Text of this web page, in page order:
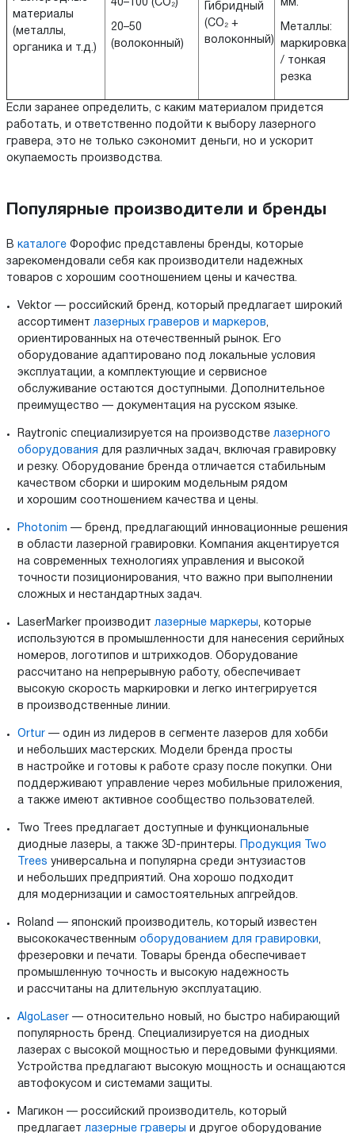
материалы
(металлы,
органика и т.д.)
40–100 (CO₂)
20–50
(волоконный)
Гибридный
(CO₂ +
волоконный)
мм.
Металлы:
маркировка
/ тонкая
резка
Если заранее определить, с каким материалом придется
работать, и ответственно подойти к выбору лазерного
гравера, это не только сэкономит деньги, но и ускорит
окупаемость производства.
Популярные производители и бренды
В каталоге Форофис представлены бренды, которые
зарекомендовали себя как производители надежных
товаров с хорошим соотношением цены и качества.
Vektor — российский бренд, который предлагает широкий
ассортимент лазерных граверов и маркеров,
ориентированных на отечественный рынок. Его
оборудование адаптировано под локальные условия
эксплуатации, а комплектующие и сервисное
обслуживание остаются доступными. Дополнительное
преимущество — документация на русском языке.
Raytronic специализируется на производстве лазерного
оборудования для различных задач, включая гравировку
и резку. Оборудование бренда отличается стабильным
качеством сборки и широким модельным рядом
и хорошим соотношением качества и цены.
Photonim — бренд, предлагающий инновационные решения
в области лазерной гравировки. Компания акцентируется
на современных технологиях управления и высокой
точности позиционирования, что важно при выполнении
сложных и нестандартных задач.
LaserMarker производит лазерные маркеры, которые
используются в промышленности для нанесения серийных
номеров, логотипов и штрихкодов. Оборудование
рассчитано на непрерывную работу, обеспечивает
высокую скорость маркировки и легко интегрируется
в производственные линии.
Ortur — один из лидеров в сегменте лазеров для хобби
и небольших мастерских. Модели бренда просты
в настройке и готовы к работе сразу после покупки. Они
поддерживают управление через мобильные приложения,
а также имеют активное сообщество пользователей.
Two Trees предлагает доступные и функциональные
диодные лазеры, а также 3D-принтеры.
Продукция Two
Trees универсальна и популярна среди энтузиастов
и небольших предприятий. Она хорошо подходит
для модернизации и самостоятельных апгрейдов.
Roland — японский производитель, который известен
высококачественным оборудованием для гравировки,
фрезеровки и печати. Товары бренда обеспечивает
промышленную точность и высокую надежность
и рассчитаны на длительную эксплуатацию.
AlgoLaser — относительно новый, но быстро набирающий
популярность бренд. Специализируется на диодных
лазерах с высокой мощностью и передовыми функциями.
Устройства предлагают высокую мощность и оснащаются
автофокусом и системами защиты.
Магикон — российский производитель, который
предлагает лазерные граверы и другое оборудование